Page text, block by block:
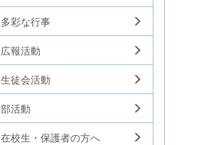
多彩な行事
広報活動
生徒会活動
部活動
在校生・保護者の方へ